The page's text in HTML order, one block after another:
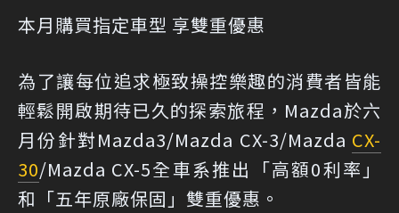
本月購買指定車型 享雙重優惠
為了讓每位追求極致操控樂趣的消費者皆能
輕鬆開啟期待已久的探索旅程，Mazda於六
月份針對Mazda3/Mazda CX-3/Mazda CX-
30/Mazda CX-5全車系推出「高額0利率」
和「五年原廠保固」雙重優惠。